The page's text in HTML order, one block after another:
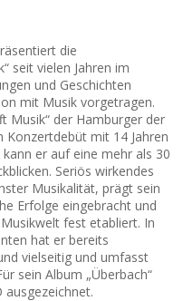
die
seit vielen Jahren im
und Geschichten
mit Musik vorgetragen.
Musik“ der Hamburger der
Konzertdebüt mit 14 Jahren
er auf eine mehr als 30
Seriös wirkendes
Musikalität, prägt sein
Erfolge eingebracht und
fest etabliert. In
hat er bereits
vielseitig und umfasst
sein Album „Überbach“
ausgezeichnet.